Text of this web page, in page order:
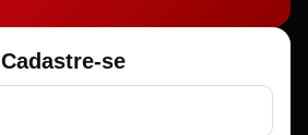
Cadastre-se